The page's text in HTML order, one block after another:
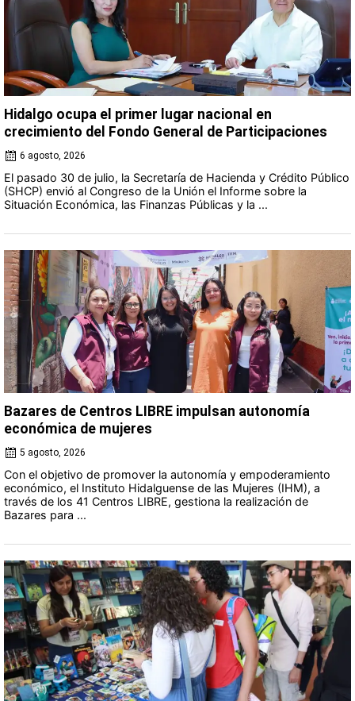
Hidalgo ocupa el primer lugar nacional en
crecimiento del Fondo General de Participaciones
6 agosto, 2026
El pasado 30 de julio, la Secretaría de Hacienda y Crédito Público
(SHCP) envió al Congreso de la Unión el Informe sobre la
Situación Económica, las Finanzas Públicas y la ...
Bazares de Centros LIBRE impulsan autonomía
económica de mujeres
5 agosto, 2026
Con el objetivo de promover la autonomía y empoderamiento
económico, el Instituto Hidalguense de las Mujeres (IHM), a
través de los 41 Centros LIBRE, gestiona la realización de
Bazares para ...